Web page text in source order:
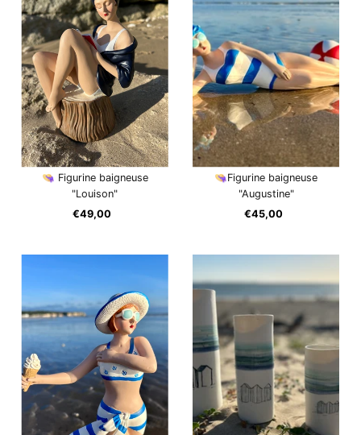
👒 Figurine baigneuse
"Louison"
Prix
€49,00
👒Figurine baigneuse
"Augustine"
Prix
€45,00